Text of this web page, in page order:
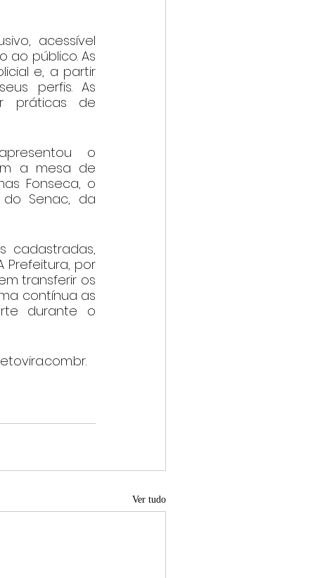
acessível
ao público. As
e, a partir
perfis. As
práticas de
o
a mesa de
Fonseca, o
Senac, da
cadastradas,
Prefeitura, por
transferir os
contínua as
durante o
Ver tudo